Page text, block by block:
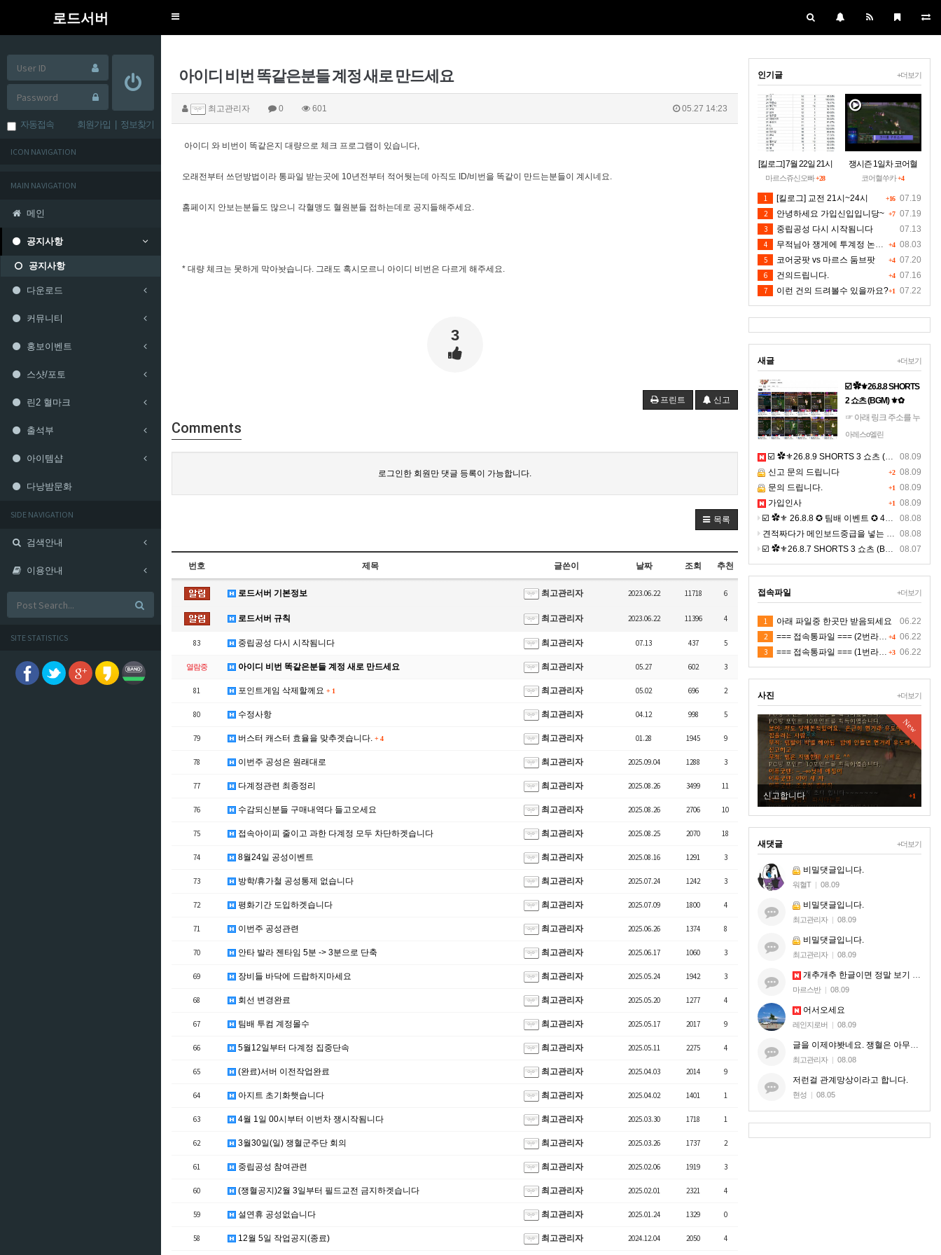
로드서버
Toggle
자동접속 회원가입 정보찾기
ICON NAVIGATION
MAIN NAVIGATION
메인
공지사항
공지사항
다운로드
커뮤니티
홍보이벤트
스샷/포토
린2 혈마크
출석부
아이템샵
다낭밤문화
SIDE NAVIGATION
검색안내
이용안내
SITE STATISTICS
아이디 비번 똑같은분들 계정 새로 만드세요
최고관리자 0 601 05.27 14:23
아이디 와 비번이 똑같은지 대량으로 체크 프로그램이 있습니다,
오래전부터 쓰던방법이라 통파일 받는곳에 10년전부터 적어둿는데 아직도 ID/비번을 똑같이 만드는분들이 계시네요.
홈페이지 안보는분들도 많으니 각혈맹도 혈원분들 접하는데로 공지들해주세요.
* 대량 체크는 못하게 막아놧습니다. 그래도 혹시모르니 아이디 비번은 다르게 해주세요.
3
프린트 신고
Comments
로그인한 회원만 댓글 등록이 가능합니다.
목록
번호 제목 글쓴이 날짜 조회 추천
로드서버 기본정보 최고관리자 2023.06.22 11718 6
로드서버 규칙 최고관리자 2023.06.22 11396 4
83 중립공성 다시 시작됨니다 최고관리자 07.13 437 5
열람중 아이디 비번 똑같은분들 계정 새로 만드세요 최고관리자 05.27 602 3
81 포인트게임 삭제할께요 + 1 최고관리자 05.02 696 2
80 수정사항 최고관리자 04.12 998 5
79 버스터 캐스터 효율을 맞추겟습니다. + 4 최고관리자 01.28 1945 9
78 이번주 공성은 원래대로 최고관리자 2025.09.04 1288 3
77 다계정관련 최종정리 최고관리자 2025.08.26 3499 11
76 수감되신분들 구매내역다 들고오세요 최고관리자 2025.08.26 2706 10
75 접속아이피 줄이고 과한 다계정 모두 차단하겟습니다 최고관리자 2025.08.25 2070 18
74 8월24일 공성이벤트 최고관리자 2025.08.16 1291 3
73 방학/휴가철 공성통제 없습니다 최고관리자 2025.07.24 1242 3
72 평화기간 도입하겟습니다 최고관리자 2025.07.09 1800 4
71 이번주 공성관련 최고관리자 2025.06.26 1374 8
70 안타 발라 젠타임 5분 -> 3분으로 단축 최고관리자 2025.06.17 1060 3
69 장비들 바닥에 드랍하지마세요 최고관리자 2025.05.24 1942 3
68 회선 변경완료 최고관리자 2025.05.20 1277 4
67 팀배 투컴 계정몰수 최고관리자 2025.05.17 2017 9
66 5월12일부터 다계정 집중단속 최고관리자 2025.05.11 2275 4
65 (완료)서버 이전작업완료 최고관리자 2025.04.03 2014 9
64 아지트 초기화햇습니다 최고관리자 2025.04.02 1401 1
63 4월 1일 00시부터 이번차 쟁시작됨니다 최고관리자 2025.03.30 1718 1
62 3월30일(일) 쟁혈군주단 회의 최고관리자 2025.03.26 1737 2
61 중립공성 참여관련 최고관리자 2025.02.06 1919 3
60 (쟁혈공지)2월 3일부터 필드교전 금지하겟습니다 최고관리자 2025.02.01 2321 4
59 설연휴 공성없습니다 최고관리자 2025.01.24 1329 0
58 12월 5일 작업공지(종료) 최고관리자 2024.12.04 2050 4
+더보기
인기글
[킬로그] 7월 22일 21시
~24시30분 [수정본]
마르스쥬신오빠+28
쟁시즌 1일차 코어혈
을 구하소서
코어혈쑤카+4
+16 07.19
1 [킬로그] 교전 21시~24시
+7 07.19
2
안녕하세요 가입신입입니당~
07.13
3 중립공성 다시 시작됨니다
+4 08.03
4 무적님아 쟁게에 투계정 논란좀 만들지 마세요
+4 07.20
5 코어궁팟 vs 마르스 둠브팟
+4 07.16
6 건의드립니다.
+1 07.22
7 이런 건의 드려볼수 있을까요?
+더보기
새글
☑️ ✿⚜26.8.8 SHORTS
2 쇼츠 (BGM) ⚜✿
☞ 아래 링크 주소를 누
르시면, 고화질 쇼츠를
https://youtube.com/shorts/
◀ 클릭 9:16 비율의 4K
숏츠 >> 폰으로 보시면
아레스o엘린
08.09
☑️ ✿⚜26.8.9 SHORTS 3 쇼츠 (BGM) ⚜✿
+2 08.09
신고 문의 드립니다
+1 08.09
문의 드립니다.
+1 08.09
가입인사
08.08
☑️ ✿⚜ 26.8.8 ✪ 팀배 이벤트 ✪ 4K ⚜✿
08.08
견적짜다가 메인보드중급을 넣는 이유에 대한 설명영상이 될까 해서 올려보아요
08.07
☑️ ✿⚜26.8.7 SHORTS 3 쇼츠 (BGM) ⚜✿
+더보기
접속파일
06.22
1 아래 파일중 한곳만 받음되세요
+4 06.22
2 === 접속통파일 === (2번라인)
+3 06.22
3 === 접속통파일 === (1번라인)
+더보기
사진
New
+1
신고합니다
+더보기
새댓글
비밀댓글입니다.
워혈T | 08.09
비밀댓글입니다.
최고관리자 | 08.09
비밀댓글입니다.
최고관리자 | 08.09
개추개추 한글이면 정말 보기 편할 것 같습니다
마르스반 | 08.09
어서오세요
레인지로버 | 08.09
최고관리자 | 08.08
저런걸 관계망상이라고 합니다.
현성 | 08.05